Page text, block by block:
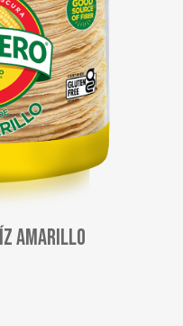
Amarillo